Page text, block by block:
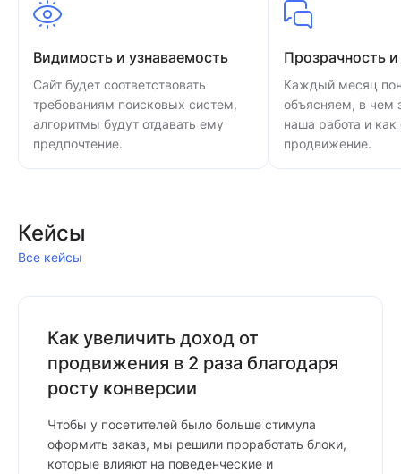
Видимость и узнаваемость
Сайт будет соответствовать
требованиям поисковых систем,
алгоритмы будут отдавать ему
предпочтение.
Прозрачность
Каждый месяц
объясняем, в чем
наша работа и
продвижение.
Кейсы
Все кейсы
Как увеличить доход от
продвижения в 2 раза благодаря
росту конверсии
Чтобы у посетителей было больше стимула
оформить заказ, мы решили проработать блоки,
которые влияют на поведенческие и